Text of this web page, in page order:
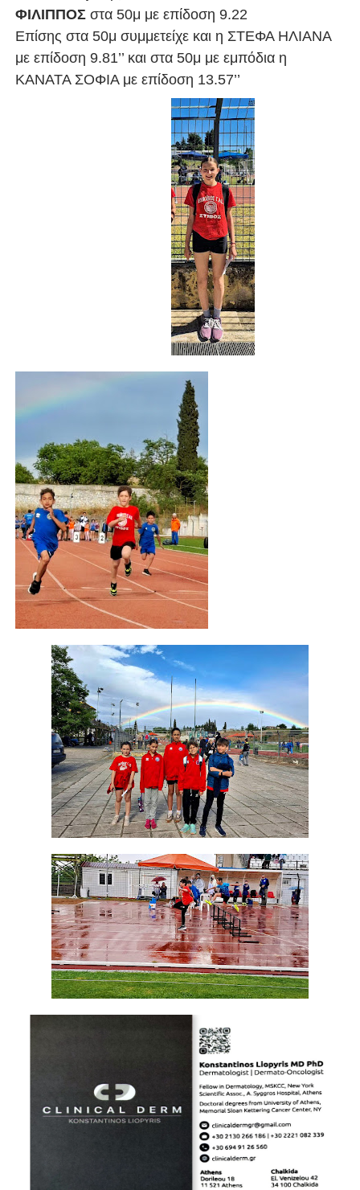
ΦΙΛΙΠΠΟΣστα 50μ με επίδοση 9.22
Επίσης στα 50μ συμμετείχε και η ΣΤΕΦΑ ΗΛΙΑΝΑ
με επίδοση 9.81’’ και στα 50μ με εμπόδια η
ΚΑΝΑΤΑ ΣΟΦΙΑ με επίδοση 13.57’’